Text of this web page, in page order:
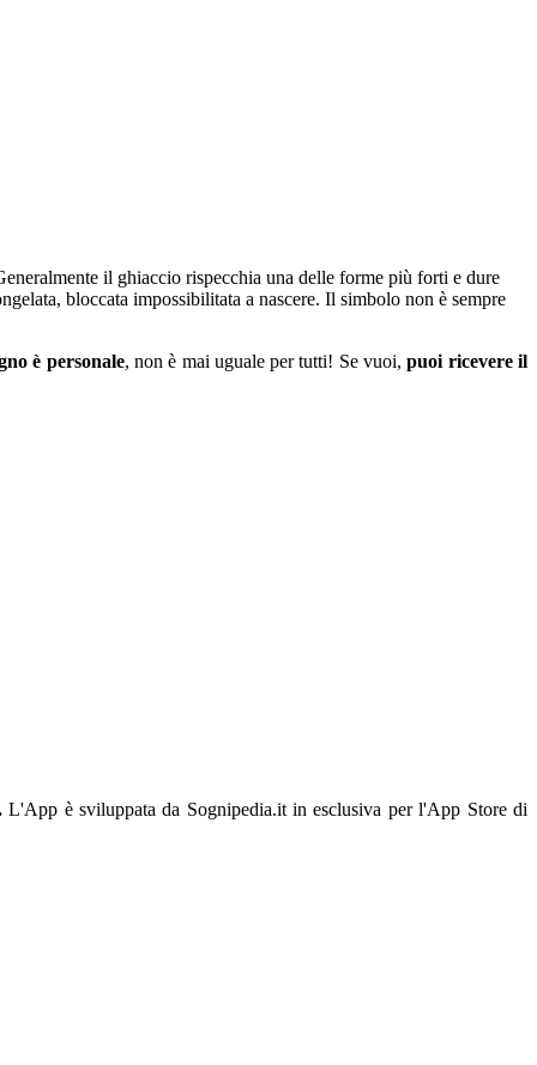
il ghiaccio rispecchia una delle forme più forti e dure
bloccata impossibilitata a nascere. Il simbolo non è sempre
è personale, non è mai uguale per tutti! Se vuoi,puoi ricevere il
L'App è sviluppata da Sognipedia.it in esclusiva per l'App Store di